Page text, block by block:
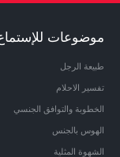
موضوعات
طبيعة الرجل
تفسير الاحلام
الخطوبة والتوافق الجنسي
الهوس بالجنس
الشهوة المثلية